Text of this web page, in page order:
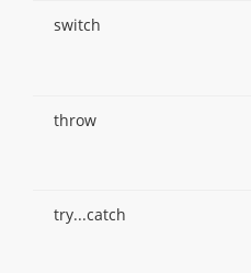
switch
throw
try...catch